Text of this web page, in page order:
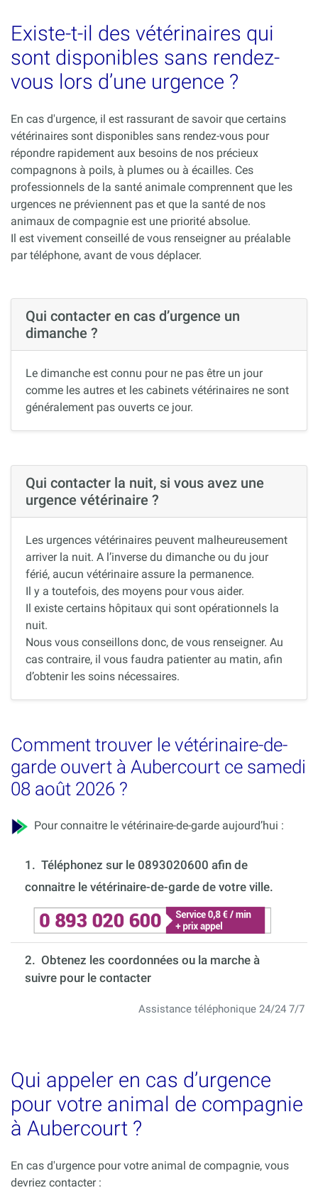
Existe-t-il des vétérinaires qui
sont disponibles sans rendez-
vous lors d’une urgence ?
En cas d'urgence, il est rassurant de savoir que certains
vétérinaires sont disponibles sans rendez-vous pour
répondre rapidement aux besoins de nos précieux
compagnons à poils, à plumes ou à écailles. Ces
professionnels de la santé animale comprennent que les
urgences ne préviennent pas et que la santé de nos
animaux de compagnie est une priorité absolue.
Il est vivement conseillé de vous renseigner au préalable
par téléphone, avant de vous déplacer.
Qui contacter en cas d’urgence un
dimanche ?
Le dimanche est connu pour ne pas être un jour
comme les autres et les cabinets vétérinaires ne sont
généralement pas ouverts ce jour.
Qui contacter la nuit, si vous avez une
urgence vétérinaire ?
Les urgences vétérinaires peuvent malheureusement
arriver la nuit. A l’inverse du dimanche ou du jour
férié, aucun vétérinaire assure la permanence.
Il y a toutefois, des moyens pour vous aider.
Il existe certains hôpitaux qui sont opérationnels la
nuit.
Nous vous conseillons donc, de vous renseigner. Au
cas contraire, il vous faudra patienter au matin, afin
d’obtenir les soins nécessaires.
Comment trouver le vétérinaire-de-
garde ouvert à Aubercourt ce samedi
08 août 2026 ?
Pour connaitre le vétérinaire-de-garde aujourd’hui :
1. Téléphonez sur le 0893020600 afin de
connaitre le vétérinaire-de-garde de votre ville.
2. Obtenez les coordonnées ou la marche à
suivre pour le contacter
Assistance téléphonique 24/24 7/7
Qui appeler en cas d’urgence
pour votre animal de compagnie
à Aubercourt ?
En cas d'urgence pour votre animal de compagnie, vous
devriez contacter :